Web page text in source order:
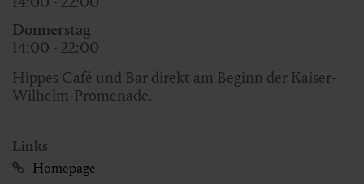
Donnerstag
14:00 - 22:00
Hippes Café und Bar direkt am Beginn der Kaiser-
Wilhelm-Promenade.
Links
Homepage